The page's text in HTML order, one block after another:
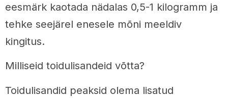
eesmärk kaotada nädalas 0,5-1 kilogramm ja
tehke seejärel enesele mõni meeldiv
kingitus.
Milliseid toidulisandeid võtta?
Toidulisandid peaksid olema lisatud